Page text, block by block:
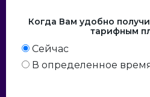
Когда Вам удобно
тарифным
Сейчас
В определенное